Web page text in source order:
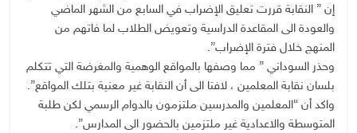
إن ” النقابة قررت تعليق الإضراب في السابع من الشهر الماضي
والعودة الى المقاعدة الدراسية وتعويض الطلاب لما فاتهم من
المنهج خلال فترة الإضراب”.
وحذر السوداني ” مما وصفها بالمواقع الوهمية والمغرضة التي تتكلم
بلسان نقابة المعلمين ، لافتا الى أن النقابة غير معنية بتلك المواقع”.
واكد أن “المعلمين والمدرسين ملتزمون بالدوام الرسمي لكن طلبة
المتوسطة والاعدادية غير ملتزمين بالحضور الى المدارس”.